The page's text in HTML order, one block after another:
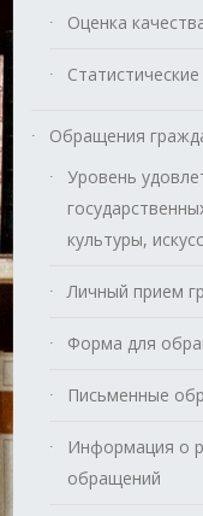
Оценка
Обращения
Уровень
культуры,
Личный прием
Форма для
Письменные
Информация о
обращений